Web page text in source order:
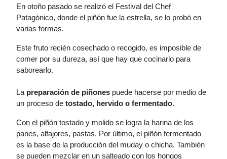
En otoño pasado se realizó el Festival del Chef
Patagónico, donde el piñón fue la estrella, se lo probó en
varias formas.
Este fruto recién cosechado o recogido, es imposible de
comer por su dureza, así que hay que cocinarlo para
saborearlo.
La preparación de piñones puede hacerse por medio de
un proceso de tostado, hervido o fermentado.
Con el piñón tostado y molido se logra la harina de los
panes, alfajores, pastas. Por último, el piñón fermentado
es la base de la producción del muday o chicha. También
se pueden mezclar en un salteado con los hongos